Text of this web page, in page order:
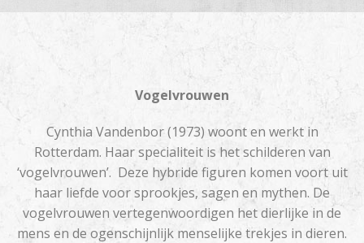
Vogelvrouwen
Cynthia Vandenbor (1973) woont en werkt in
Rotterdam.​ Haar specialiteit is het schilderen van
‘vogelvrouwen’. Deze hybride figuren komen voort uit
haar liefde voor sprookjes, sagen en mythen. De
vogelvrouwen vertegenwoordigen het dierlijke in de
mens en de ogenschijnlijk menselijke trekjes in dieren.